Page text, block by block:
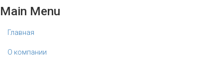
Main Menu
Главная
О компании